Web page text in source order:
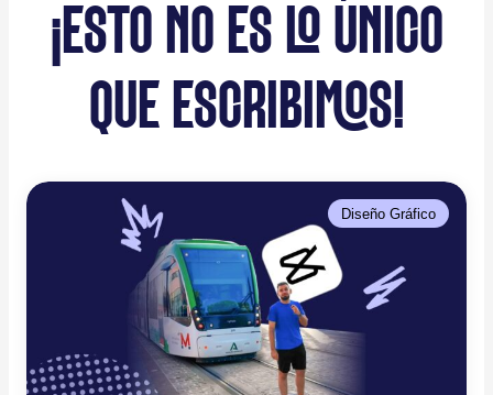
¡ESTO NO ES LO ÚNICO
QUE ESCRIBIMOS!
Diseño Gráfico